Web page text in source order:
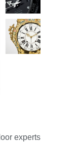
experts